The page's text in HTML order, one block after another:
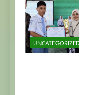
UNCATEGORIZED